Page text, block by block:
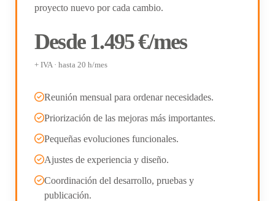
proyecto nuevo por cada cambio.
Desde 1.495 €/mes
+ IVA · hasta 20 h/mes
Reunión mensual para ordenar necesidades.
Priorización de las mejoras más importantes.
Pequeñas evoluciones funcionales.
Ajustes de experiencia y diseño.
Coordinación del desarrollo, pruebas y
publicación.